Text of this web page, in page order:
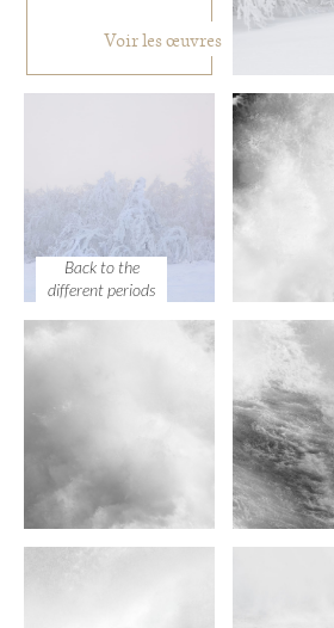
Back to the
different periods
Voir les œuvres